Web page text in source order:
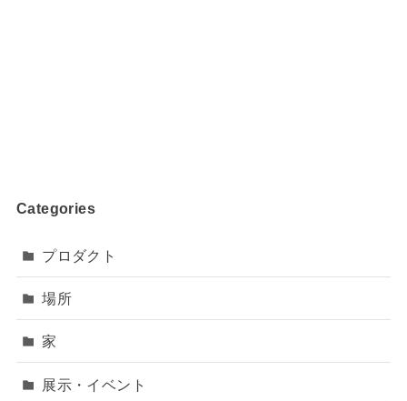
Categories
プロダクト
場所
家
展示・イベント